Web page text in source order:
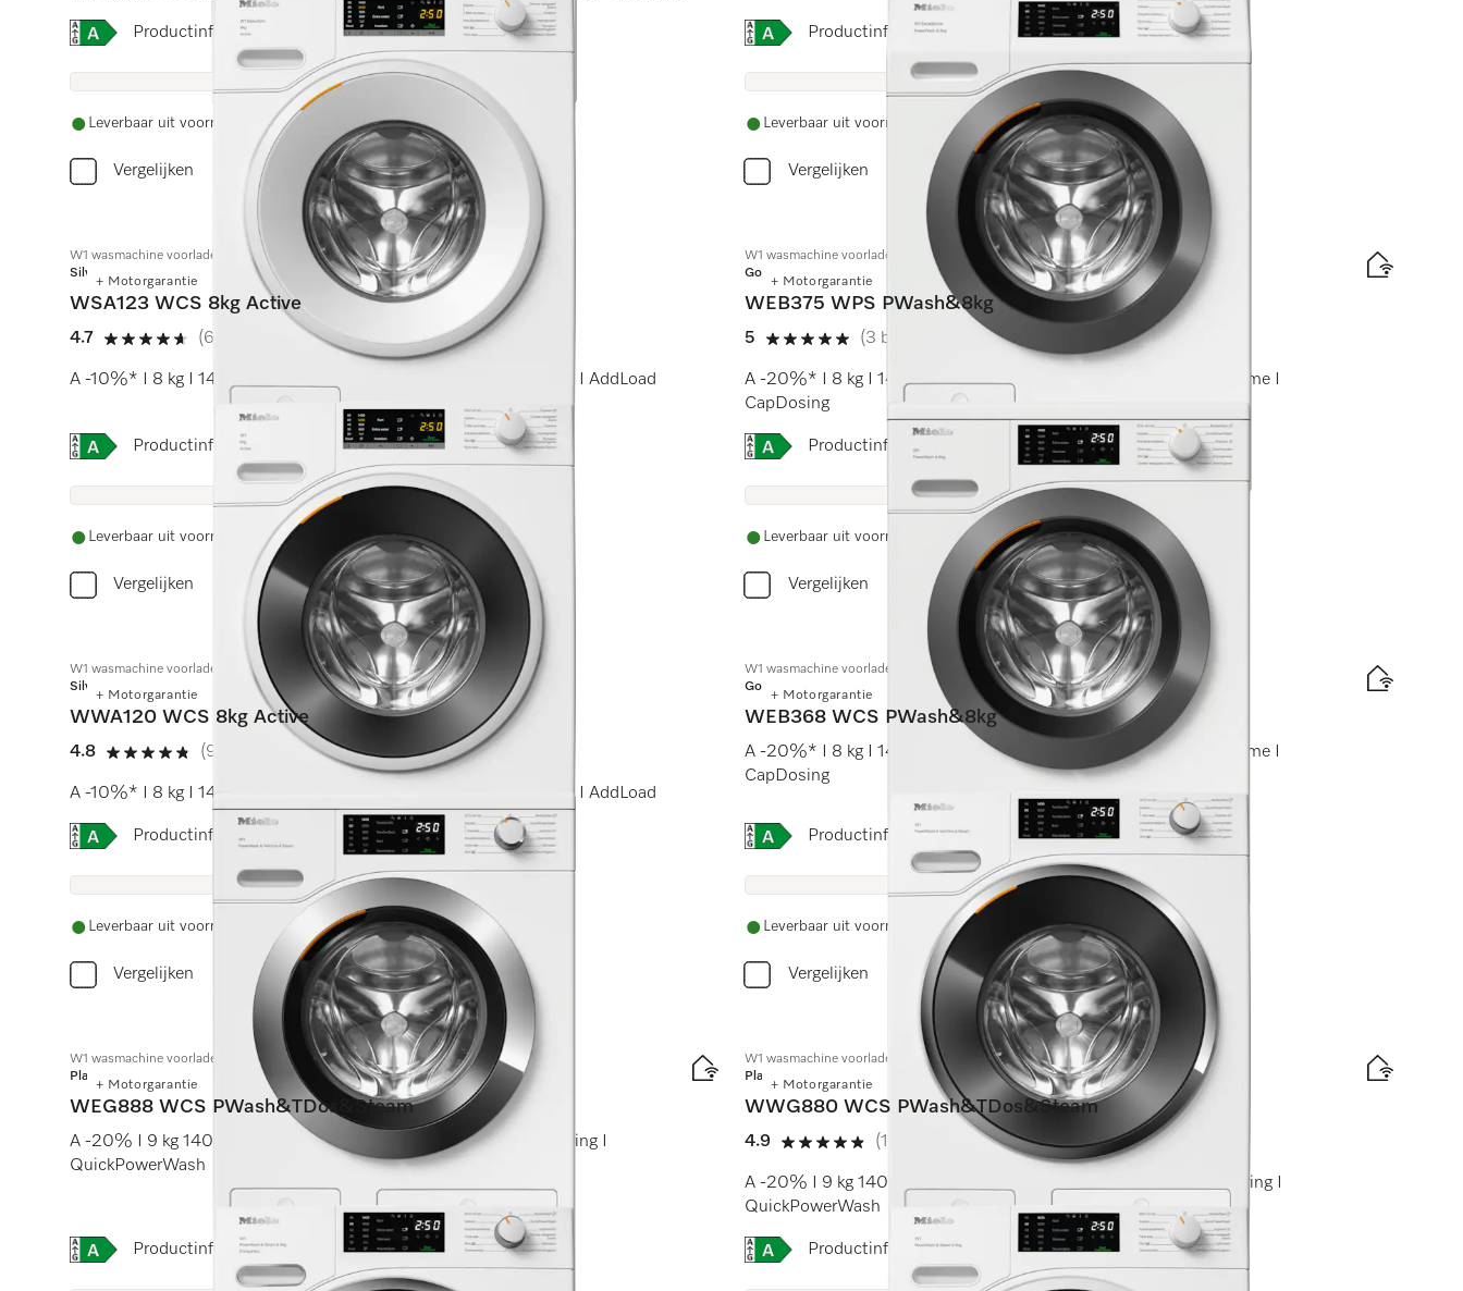
Online Label Flag, Energielabel
Productinformatieblad
Leverbaar uit voorraad met gratis levering
Vergelijken
Online Label Flag, Energielabel
Productinformatieblad
Leverbaar uit voorraad met gratis levering
Vergelijken
+ Motorgarantie
W1 wasmachine voorlader:
Silver
WSA123 WCS 8kg Active
4.7
4.7 sterren op 5
(6 beoordelingen)
A -10%* I 8 kg I 1400 omw./min I CapDosing I SoftCare-trommel I AddLoad
Online Label Flag, Energielabel
Productinformatieblad
Leverbaar uit voorraad met gratis levering
Vergelijken
+ Motorgarantie
W1 wasmachine voorlader:
Gold
WEB375 WPS PWash&8kg
5
5 sterren op 5
(3 beoordelingen)
A -20%* I 8 kg I 1400 omw./min I QuickPowerWash I Miele@home I
CapDosing
Online Label Flag, Energielabel
Productinformatieblad
Leverbaar uit voorraad met gratis levering
Vergelijken
+ Motorgarantie
W1 wasmachine voorlader:
Silver
WWA120 WCS 8kg Active
4.8
4.8 sterren op 5
(9 beoordelingen)
A -10%* I 8 kg I 1400 omw./min I CapDosing I SoftCare-trommel I AddLoad
Online Label Flag, Energielabel
Productinformatieblad
Leverbaar uit voorraad met gratis levering
Vergelijken
+ Motorgarantie
W1 wasmachine voorlader:
Gold
WEB368 WCS PWash&8kg
A -20%* I 8 kg I 1400 omw./min I QuickPowerWash I Miele@home I
CapDosing
Online Label Flag, Energielabel
Productinformatieblad
Leverbaar uit voorraad met gratis levering
Vergelijken
+ Motorgarantie
W1 wasmachine voorlader:
Platinum
WEG888 WCS PWash&TDos&Steam
A -20% I 9 kg 1400 omw./min I SteamCare I Automatische dosering I
QuickPowerWash
Online Label Flag, Energielabel
Productinformatieblad
+ Motorgarantie
W1 wasmachine voorlader:
Platinum
WWG880 WCS PWash&TDos&Steam
4.9
4.9 sterren op 5
(13 beoordelingen)
A -20% I 9 kg 1400 omw./min I SteamCare I Automatische dosering I
QuickPowerWash
Online Label Flag, Energielabel
Productinformatieblad